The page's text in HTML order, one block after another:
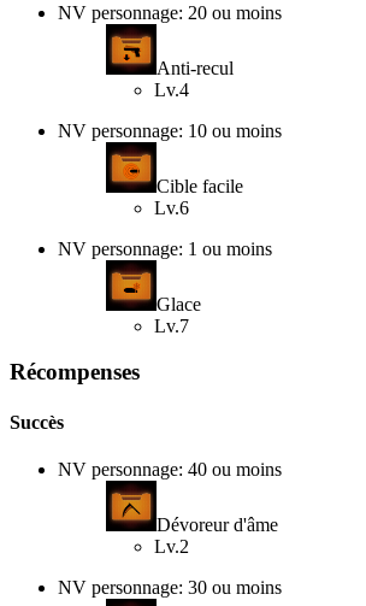
NV personnage: 20 ou moins
Anti-recul
Lv.4
NV personnage: 10 ou moins
Cible facile
Lv.6
NV personnage: 1 ou moins
Glace
Lv.7
Récompenses
Succès
NV personnage: 40 ou moins
Dévoreur d'âme
Lv.2
NV personnage: 30 ou moins